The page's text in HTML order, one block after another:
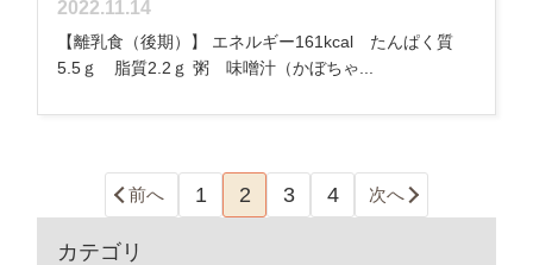
2022.11.14
【離乳食（後期）】 エネルギー161kcal たんぱく質
5.5ｇ 脂質2.2ｇ 粥 味噌汁（かぼちゃ...
前へ 1 2 3 4 次へ
カテゴリ